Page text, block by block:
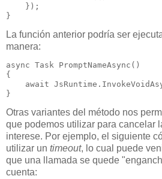
    });
La función anterior podría ser
manera:
async Task PromptNameAsync()
{
await
Otras variantes del método nos
que podemos utilizar para cancelar
interese. Por ejemplo, el siguiente
utilizar un timeout, lo cual puede
que una llamada se quede
cuenta: